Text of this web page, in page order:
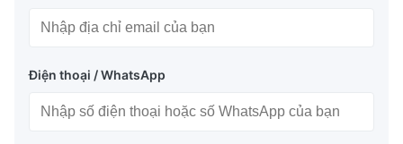
Điện thoại / WhatsApp